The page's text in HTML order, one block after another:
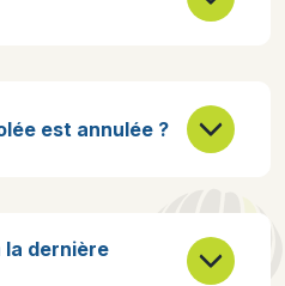
est annulée ?
la dernière